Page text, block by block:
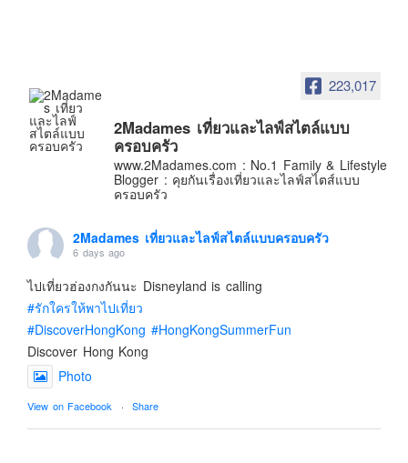
ไต้หวัน
ฟิลิปปินส์
ออสเตรเลีย
ร้านอร่อย
บทความครอบครัว
Beauty Review
รีวิวสายการบิน
Products & Applications
Events & PR News
About Us
Contact & Support Us
223,017
2Madames เที่ยวและไลฟ์สไตล์แบบ
ครอบครัว
www.2Madames.com : No.1 Family & Lifestyle
Blogger : คุยกันเรื่องเที่ยวและไลฟ์สไตส์แบบ
ครอบครัว
2Madames เที่ยวและไลฟ์สไตล์แบบครอบครัว
6 days ago
ไปเที่ยวฮ่องกงกันนะ Disneyland is calling
#รักใครให้พาไปเที่ยว
#DiscoverHongKong #HongKongSummerFun
Discover Hong Kong
Photo
View on Facebook · Share